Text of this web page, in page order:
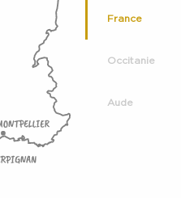
France
Occitanie
Aude